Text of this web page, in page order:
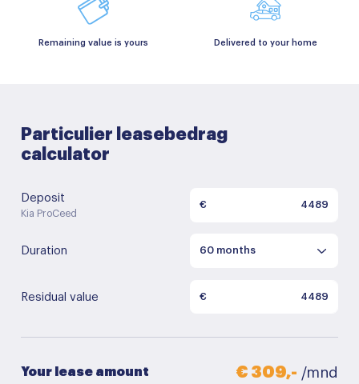
Remaining value is yours Delivered to your home
Particulier leasebedrag
calculator
Deposit
Kia ProCeed
€
Duration
Residual value €
Your lease amount € 309,- /mnd